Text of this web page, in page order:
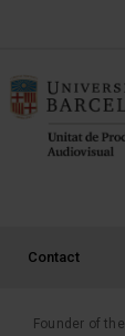
PEU 3
Contact
Founder of the